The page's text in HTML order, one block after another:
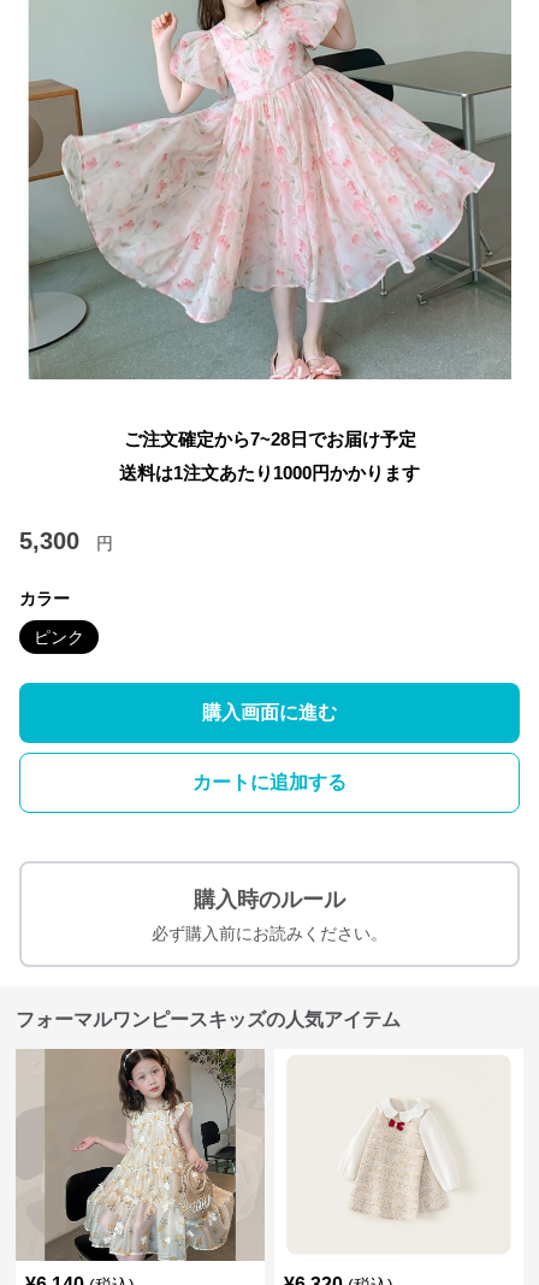
ご注文確定から7~28日でお届け予定
送料は1注文あたり 1000円かかります
5,300 円
カラー
ピンク
購入画面に進む
カートに追加する
購入時のルール
必ず購入前にお読みください。
フォーマルワンピースキッズの人気アイテム